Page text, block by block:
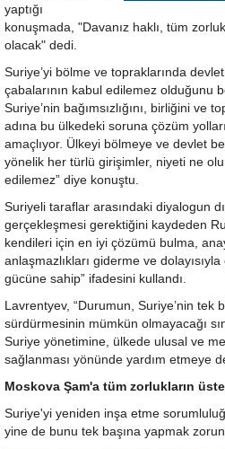
yaptığı
konuşmada, "Davanız haklı, tüm
olacak" dedi.
Suriye’yi bölme ve topraklarında
çabalarının kabul edilemez olduğunu
Suriye’nin bağımsızlığını, birliğini ve
adına bu ülkedeki soruna çözüm
amaçlıyor. Ülkeyi bölmeye ve devlet
yönelik her türlü girişimler, niyeti ne
edilemez” diye konuştu.
Suriyeli taraflar arasındaki diyalogun
gerçekleşmesi gerektiğini kaydeden
kendileri için en iyi çözümü bulma,
anlaşmazlıkları giderme ve
gücüne sahip” ifadesini kullandı.
Lavrentyev, “Durumun, Suriye’nin tek
sürdürmesinin mümkün olmayacağı
Suriye yönetimine, ülkede ulusal ve
sağlanması yönünde yardım etmeye
Moskova Şam'a tüm zorlukların
Suriye'yi yeniden inşa etme
yine de bunu tek başına yapmak